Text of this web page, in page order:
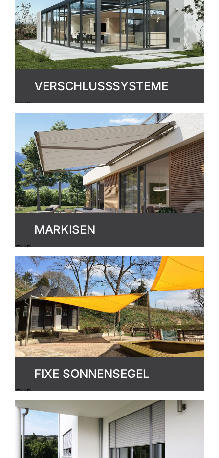
VERSCHLUSSSYSTEME
MEHR
ERFAHREN
MARKISEN
MEHR
ERFAHREN
FIXE SONNENSEGEL
MEHR
ERFAHREN